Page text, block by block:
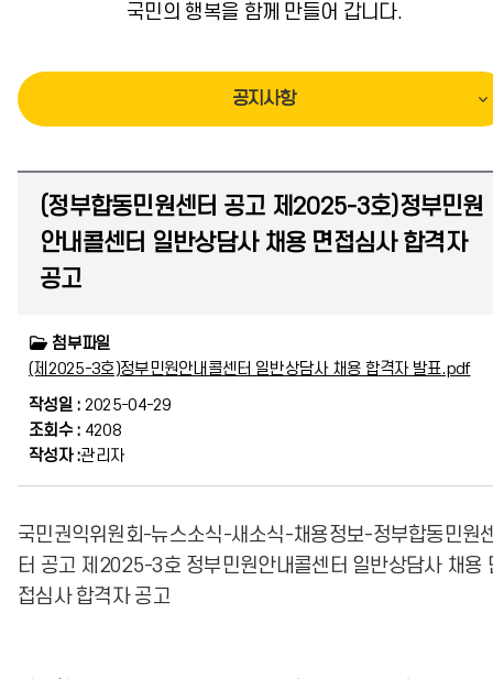
국민의 행복을 함께 만들어 갑니다.
공지사항
(정부합동민원센터 공고 제2025-3호)정부민원
안내콜센터 일반상담사 채용 면접심사 합격자
공고
첨부파일
(제2025-3호)정부민원안내콜센터 일반상담사 채용 합격자 발표.pdf
작성일 : 2025-04-29
조회수 : 4208
작성자 :관리자
국민권익위원회-뉴스소식-새소식-채용정보-정부합동민원
터 공고 제2025-3호 정부민원안내콜센터 일반상담사 채용
접심사 합격자 공고